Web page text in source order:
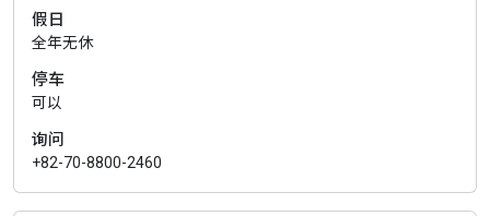
假日
全年无休
停车
可以
询问
+82-70-8800-2460